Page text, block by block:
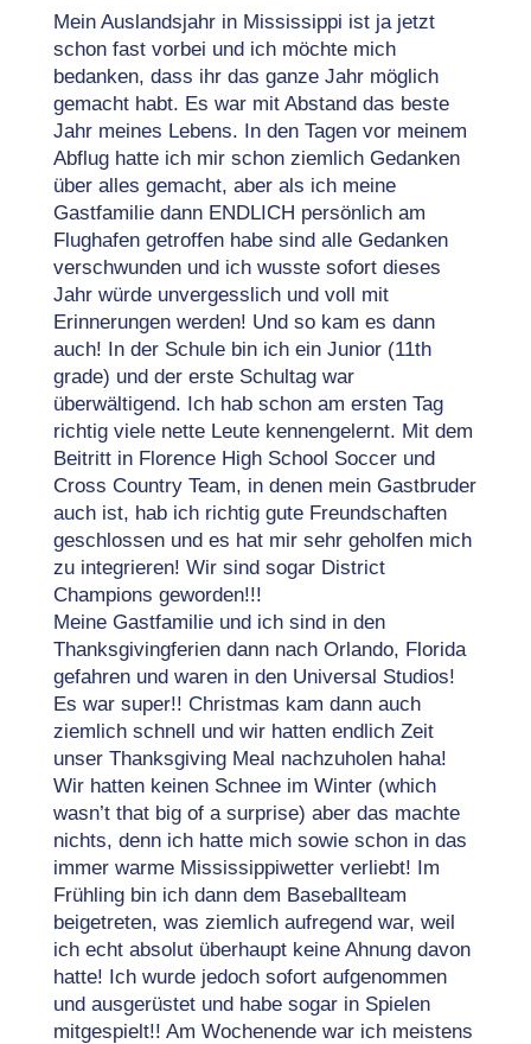
Mein Auslandsjahr in Mississippi ist ja jetzt
schon fast vorbei und ich möchte mich
bedanken, dass ihr das ganze Jahr möglich
gemacht habt. Es war mit Abstand das beste
Jahr meines Lebens. In den Tagen vor meinem
Abflug hatte ich mir schon ziemlich Gedanken
über alles gemacht, aber als ich meine
Gastfamilie dann ENDLICH persönlich am
Flughafen getroffen habe sind alle Gedanken
verschwunden und ich wusste sofort dieses
Jahr würde unvergesslich und voll mit
Erinnerungen werden! Und so kam es dann
auch! In der Schule bin ich ein Junior (11th
grade) und der erste Schultag war
überwältigend. Ich hab schon am ersten Tag
richtig viele nette Leute kennengelernt. Mit dem
Beitritt in Florence High School Soccer und
Cross Country Team, in denen mein Gastbruder
auch ist, hab ich richtig gute Freundschaften
geschlossen und es hat mir sehr geholfen mich
zu integrieren! Wir sind sogar District
Champions geworden!!!
Meine Gastfamilie und ich sind in den
Thanksgivingferien dann nach Orlando, Florida
gefahren und waren in den Universal Studios!
Es war super!! Christmas kam dann auch
ziemlich schnell und wir hatten endlich Zeit
unser Thanksgiving Meal nachzuholen haha!
Wir hatten keinen Schnee im Winter (which
wasn’t that big of a surprise) aber das machte
nichts, denn ich hatte mich sowie schon in das
immer warme Mississippiwetter verliebt! Im
Frühling bin ich dann dem Baseballteam
beigetreten, was ziemlich aufregend war, weil
ich echt absolut überhaupt keine Ahnung davon
hatte! Ich wurde jedoch sofort aufgenommen
und ausgerüstet und habe sogar in Spielen
mitgespielt!! Am Wochenende war ich meistens